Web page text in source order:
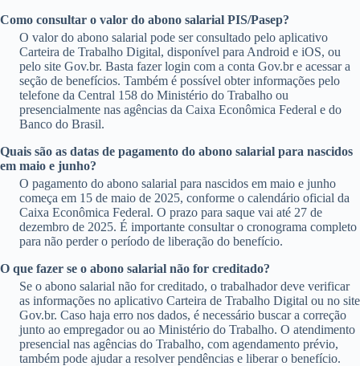
Como consultar o valor do abono salarial PIS/Pasep?
O valor do abono salarial pode ser consultado pelo aplicativo
Carteira de Trabalho Digital, disponível para Android e iOS, ou
pelo site Gov.br. Basta fazer login com a conta Gov.br e acessar a
seção de benefícios. Também é possível obter informações pelo
telefone da Central 158 do Ministério do Trabalho ou
presencialmente nas agências da Caixa Econômica Federal e do
Banco do Brasil.
Quais são as datas de pagamento do abono salarial para nascidos
em maio e junho?
O pagamento do abono salarial para nascidos em maio e junho
começa em 15 de maio de 2025, conforme o calendário oficial da
Caixa Econômica Federal. O prazo para saque vai até 27 de
dezembro de 2025. É importante consultar o cronograma completo
para não perder o período de liberação do benefício.
O que fazer se o abono salarial não for creditado?
Se o abono salarial não for creditado, o trabalhador deve verificar
as informações no aplicativo Carteira de Trabalho Digital ou no site
Gov.br. Caso haja erro nos dados, é necessário buscar a correção
junto ao empregador ou ao Ministério do Trabalho. O atendimento
presencial nas agências do Trabalho, com agendamento prévio,
também pode ajudar a resolver pendências e liberar o benefício.